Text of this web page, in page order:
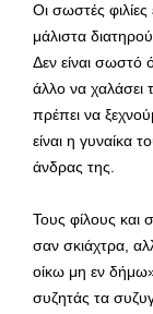
Οι σωστές
μάλιστα
Δεν είναι σωστό
άλλο να χαλάσει
πρέπει να
είναι η γυναίκα
άνδρας της.
Τους φίλους και
σαν σκιάχτρα,
οίκω μη εν
συζητάς τα